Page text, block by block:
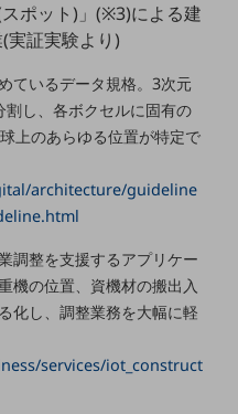
ポット)」(※3)による建
実証実験より)
ているデータ規格。3次元
割し、各ボクセルに固有の
上のあらゆる位置が特定で
architecture/guideline
調整を支援するアプリケー
機の位置、資機材の搬出入
化し、調整業務を大幅に軽
services/iot_construct